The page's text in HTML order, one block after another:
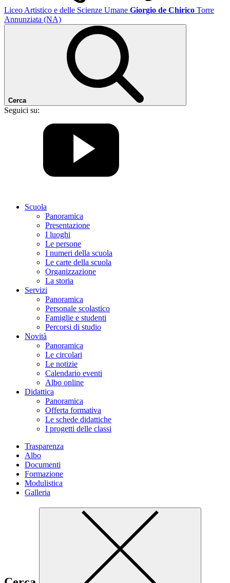
Liceo Artistico e delle Scienze Umane Giorgio de Chirico Torre
Annunziata (NA)
Cerca
Seguici su:
Scuola
Panoramica
Presentazione
I luoghi
Le persone
I numeri della scuola
Le carte della scuola
Organizzazione
La storia
Servizi
Panoramica
Personale scolastico
Famiglie e studenti
Percorsi di studio
Novità
Panoramica
Le circolari
Le notizie
Calendario eventi
Albo online
Didattica
Panoramica
Offerta formativa
Le schede didattiche
I progetti delle classi
Trasparenza
Albo
Documenti
Formazione
Modulistica
Galleria